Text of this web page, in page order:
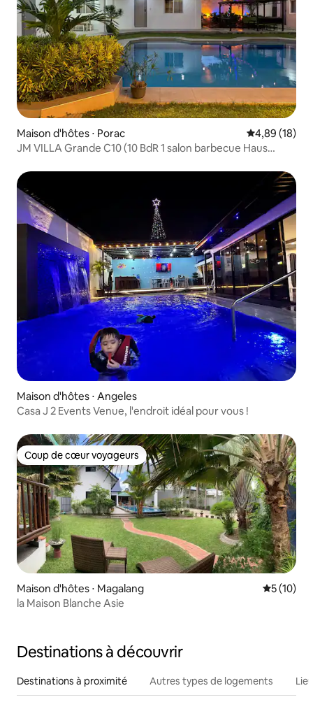
Maison d'hôtes ⋅ Porac Évaluation
4,89 (18)
JM VILLA Grande C10 (10 BdR 1 salon barbecue Haus
Maison d'hôtes ⋅ Angeles
Casa J 2 Events Venue, l'endroit idéal pour vous !
Coup de cœur voyageurs
Coup de cœur voyageurs
Maison d'hôtes ⋅ Magalang
5 (10)
la Maison Blanche Asie
Destinations à découvrir
Destinations à proximité Autres types de logements